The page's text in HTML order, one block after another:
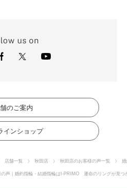
us on
のご案内
インショップ
店舗一覧 秋田店 秋田店のお客様の声一覧
声｜婚約指輪・結婚指輪はI-PRIMO 運命のリングが見